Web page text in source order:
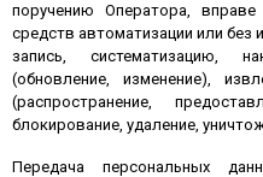
поручению Оператора,
средств автоматизации или без
запись, систематизацию,
(обновление, изменение),
(распространение,
блокирование, удаление,
Передача персональных